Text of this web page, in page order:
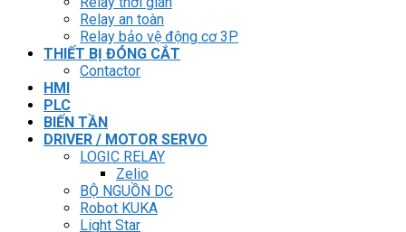
Relay an toàn
Relay bảo vệ động cơ 3P
THIẾT BỊ ĐÓNG CẮT
Contactor
HMI
PLC
BIẾN TẦN
DRIVER / MOTOR SERVO
LOGIC RELAY
Zelio
BỘ NGUỒN DC
Robot KUKA
Light Star